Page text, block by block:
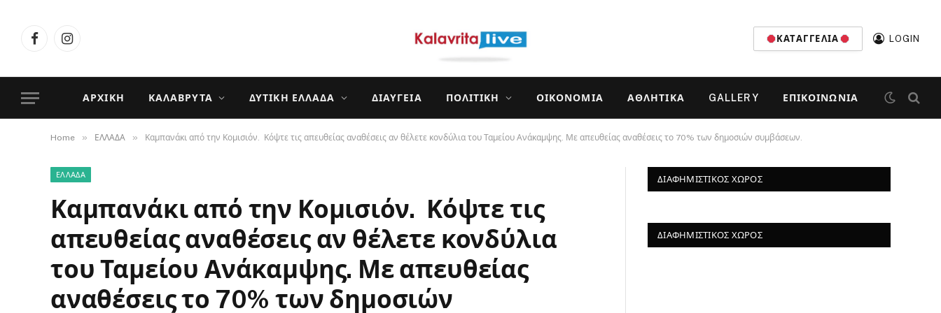
FacebookInstagram
ΚΑΤΑΓΓΕΛΊΑ LOGIN
ΑΡΧΙΚΉ ΚΑΛΆΒΡΥΤΑ ΔΥΤΙΚΉ ΕΛΛΆΔΑ ΔΙΑΎΓΕΙΑ ΠΟΛΙΤΙΚΉ ΟΙΚΟΝΟΜΊΑ ΑΘΛΗΤΙΚΆ GALLERY ΕΠΙΚΟΙΝΩΝΊΑ
Home » ΕΛΛΑΔΑ » Καμπανάκι από την Κομισιόν. Κόψτε τις απευθείας αναθέσεις αν θέλετε κονδύλια του Ταμείου Ανάκαμψης. Με απευθείας αναθέσεις το 70% των δημοσιών συμβάσεων.
ΕΛΛΑΔΑ
Καμπανάκι από την Κομισιόν. Κόψτε τις
απευθείας αναθέσεις αν θέλετε κονδύλια
του Ταμείου Ανάκαμψης. Με απευθείας
αναθέσεις το 70% των δημοσιών
ΔΙΑΦΗΜΙΣΤΙΚΌΣ ΧΏΡΟΣ
ΔΙΑΦΗΜΙΣΤΙΚΌΣ ΧΏΡΟΣ